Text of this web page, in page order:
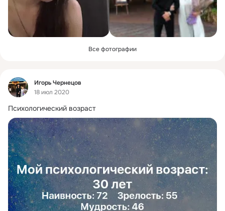
Все фотографии
Фид
Игорь Чернецов
18 июл 2020
Психологический возраст